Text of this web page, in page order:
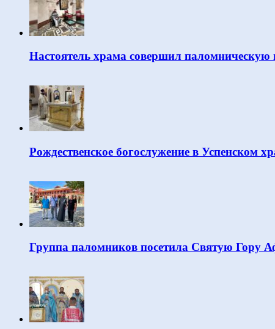
Настоятель храма совершил паломническую
Рождественское богослужение в Успенском
Группа паломников посетила Святую Гору